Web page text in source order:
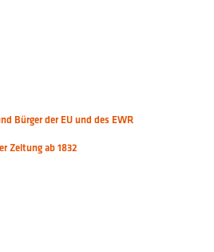
Bürger der EU und des EWR
Zeitung ab 1832